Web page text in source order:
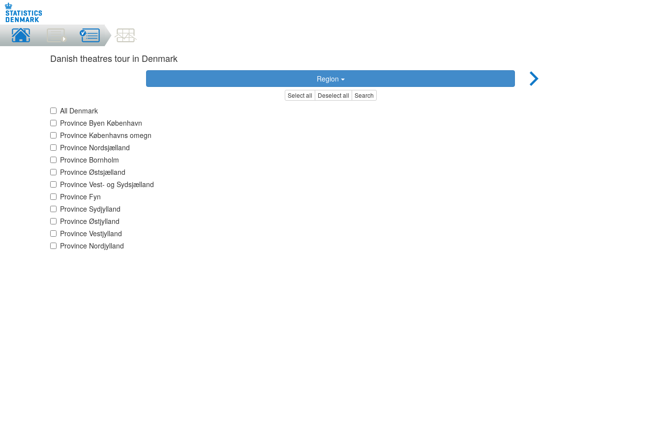
Danish theatres tour in Denmark
Region
Select all Deselect all Search
All Denmark
Province Byen København
Province Københavns omegn
Province Nordsjælland
Province Bornholm
Province Østsjælland
Province Vest- og Sydsjælland
Province Fyn
Province Sydjylland
Province Østjylland
Province Vestjylland
Province Nordjylland